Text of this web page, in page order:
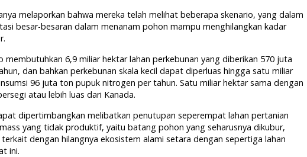
melaporkan bahwa mereka telah melihat beberapa skenario, yang dalam
besar-besaran dalam menanam pohon mampu menghilangkan kadar
membutuhkan 6,9 miliar hektar lahan perkebunan yang diberikan 570 juta
dan bahkan perkebunan skala kecil dapat diperluas hingga satu miliar
96 juta ton pupuk nitrogen per tahun. Satu miliar hektar sama dengan
atau lebih luas dari Kanada.
dipertimbangkan melibatkan penutupan seperempat lahan pertanian
yang tidak produktif, yaitu batang pohon yang seharusnya dikubur,
dengan hilangnya ekosistem alami setara dengan sepertiga lahan
ini.